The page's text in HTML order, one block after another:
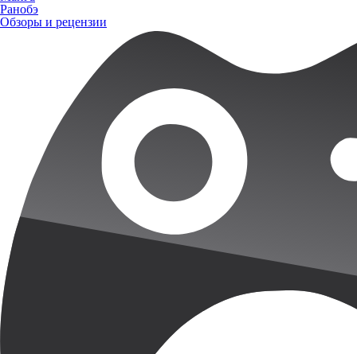
Ранобэ
Обзоры и рецензии